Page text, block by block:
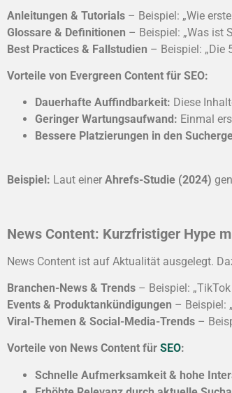
Anleitungen & Tutorials – Beispiel: „Wie
Glossare & Definitionen – Beispiel: „Was ist
Best Practices & Fallstudien – Beispiel: „Die
Vorteile von Evergreen Content für SEO:
Dauerhafte Auffindbarkeit: Diese
Geringer Wartungsaufwand: Einmal
Bessere Platzierungen in den
Beispiel: Laut einer Ahrefs-Studie (2024)
News Content: Kurzfristiger Hype
News Content ist auf Aktualität ausgelegt.
Branchen-News & Trends – Beispiel:
Events & Produktankündigungen – Beispiel:
Viral-Themen & Social-Media-Trends –
Vorteile von News Content für SEO:
Schnelle Aufmerksamkeit & hohe